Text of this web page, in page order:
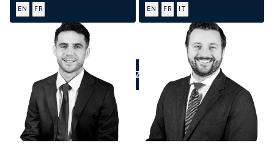
EN
FR EN FR IT
APPELEZ-NOUS